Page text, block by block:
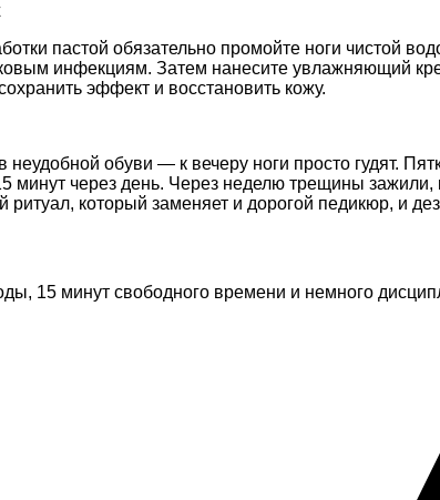
пастой обязательно промойте ноги чистой
инфекциям. Затем нанесите увлажняющий
эффект и восстановить кожу.
неудобной обуви — к вечеру ноги просто гудят.
минут через день. Через неделю трещины зажили,
ритуал, который заменяет и дорогой педикюр, и
15 минут свободного времени и немного